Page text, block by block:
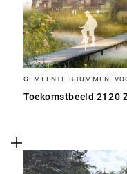
GEMEENTE BRUMMEN,
Toekomstbeeld 2120